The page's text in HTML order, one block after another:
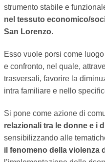
strumento stabile e
nel tessuto economico/
San Lorenzo.
Esso vuole porsi come
e confronto, nel quale,
trasversali, favorire la
intra familiare e nello
Si pone come azione di
relazionali tra le donne e i
sensibilizzando alle
il fenomeno della violenza